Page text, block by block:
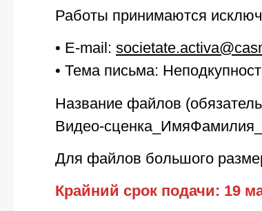
Работы принимаются
• E-mail:
• Тема письма:
Название файлов
Видео-
Для файлов большого
Крайний срок подачи: 19